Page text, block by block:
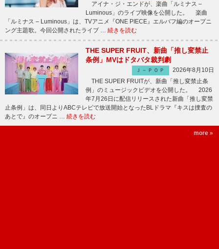
アイナ・ジ・エンドが、楽曲「ルミナス –
Luminous」のライブ映像を公開した。 楽曲
「ルミナス – Luminous」は、TVアニメ『ONE PIECE』エルバフ編のオープニ
ング主題歌。今回公開されたライブ … 続きを読む
THE SUPER FRUIT、新曲「推し変禁止
条例」MVはドタバタ裁判劇
Ｊ－ＰＯＰ
2026年8月10日
THE SUPER FRUITが、新曲「推し変禁止条
例」のミュージックビデオを公開した。 2026
年7月26日に配信リリースされた新曲「推し変禁
止条例」は、同日よりABCテレビで放送開始となったBLドラマ『キスは捜査の
あとで』のオープニ … 続きを読む
more »